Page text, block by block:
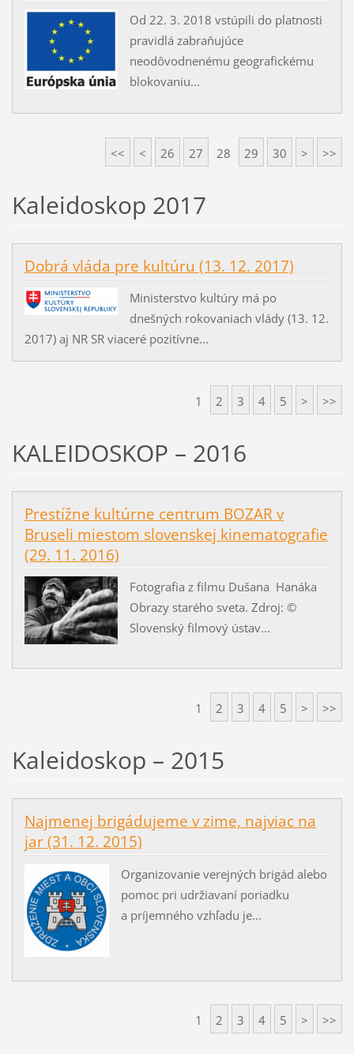
Od 22. 3. 2018 vstúpili do platnosti
pravidlá zabraňujúce
neodôvodnenému geografickému
blokovaniu...
<< < 26 27 28 29 30 > >>
Kaleidoskop 2017
Dobrá vláda pre kultúru (13. 12. 2017)
Ministerstvo kultúry má po
dnešných rokovaniach vlády (13. 12.
2017) aj NR SR viaceré pozitívne...
1 2 3 4 5 > >>
KALEIDOSKOP – 2016
Prestížne kultúrne centrum BOZAR v
Bruseli miestom slovenskej kinematografie
(29. 11. 2016)
Fotografia z filmu Dušana Hanáka
Obrazy starého sveta. Zdroj: ©
Slovenský filmový ústav...
1 2 3 4 5 > >>
Kaleidoskop – 2015
Najmenej brigádujeme v zime, najviac na
jar (31. 12. 2015)
Organizovanie verejných brigád alebo
pomoc pri udržiavaní poriadku
a príjemného vzhľadu je...
1 2 3 4 5 > >>